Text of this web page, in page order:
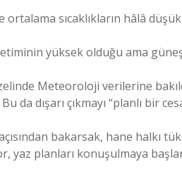
ortalama sıcaklıkların hâlâ
yüksek olduğu ama
Meteoroloji verilerine
da dışarı çıkmayı “planlı bir
bakarsak, hane halkı
yaz planları konuşulmaya